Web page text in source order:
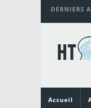
DERNIERS
Accueil